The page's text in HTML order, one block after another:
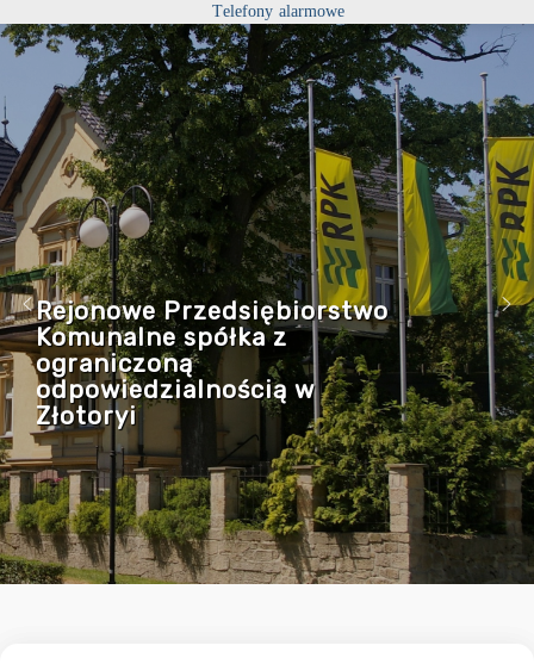
Telefony alarmowe
Rejonowe Przedsiębiorstwo
Komunalne spółka z
ograniczoną
odpowiedzialnością w
Złotoryi